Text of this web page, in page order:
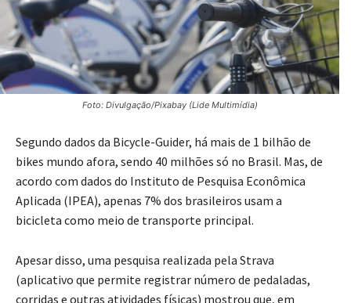
Foto: Divulgação/Pixabay (Lide Multimídia)
Segundo dados da Bicycle-Guider, há mais de 1 bilhão de
bikes mundo afora, sendo 40 milhões só no Brasil. Mas, de
acordo com dados do Instituto de Pesquisa Econômica
Aplicada (IPEA), apenas 7% dos brasileiros usam a
bicicleta como meio de transporte principal.
Apesar disso, uma pesquisa realizada pela Strava
(aplicativo que permite registrar número de pedaladas,